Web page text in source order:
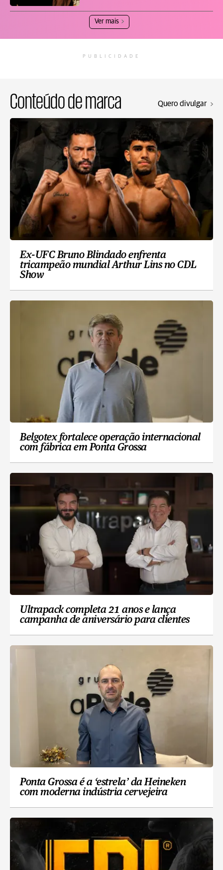
Ver mais
PUBLICIDADE
Conteúdo de marca Quero divulgar
Ex-UFC Bruno Blindado enfrenta
tricampeão mundial Arthur Lins no CDL
Show
Belgotex fortalece operação internacional
com fábrica em Ponta Grossa
Ultrapack completa 21 anos e lança
campanha de aniversário para clientes
Ponta Grossa é a ‘estrela’ da Heineken
com moderna indústria cervejeira